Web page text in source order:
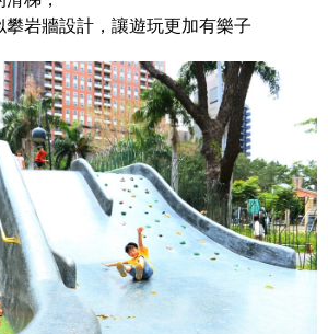
岩牆設計，讓遊玩更加有樂子